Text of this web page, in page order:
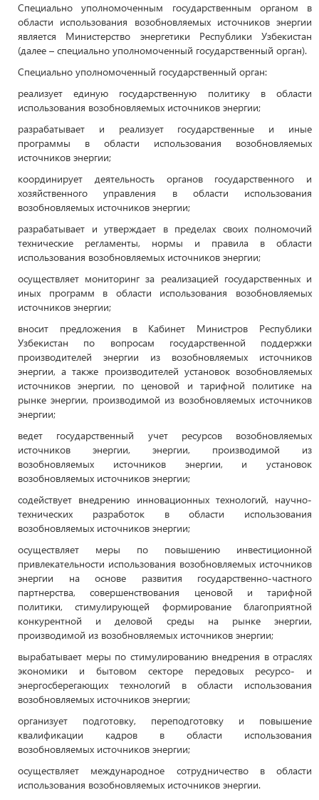
Специально уполномоченным государственным органом в
области использования возобновляемых источников энергии
является Министерство энергетики Республики Узбекистан
(далее – специально уполномоченный государственный орган).
Специально уполномоченный государственный орган:
реализует единую государственную политику в области
использования возобновляемых источников энергии;
разрабатывает и реализует государственные и иные
программы в области использования возобновляемых
источников энергии;
координирует деятельность органов государственного и
хозяйственного управления в области использования
возобновляемых источников энергии;
разрабатывает и утверждает в пределах своих полномочий
технические регламенты, нормы и правила в области
использования возобновляемых источников энергии;
осуществляет мониторинг за реализацией государственных и
иных программ в области использования возобновляемых
источников энергии;
вносит предложения в Кабинет Министров Республики
Узбекистан по вопросам государственной поддержки
производителей энергии из возобновляемых источников
энергии, а также производителей установок возобновляемых
источников энергии, по ценовой и тарифной политике на
рынке энергии, производимой из возобновляемых источников
энергии;
ведет государственный учет ресурсов возобновляемых
источников энергии, энергии, производимой из
возобновляемых источников энергии, и установок
возобновляемых источников энергии;
содействует внедрению инновационных технологий, научно-
технических разработок в области использования
возобновляемых источников энергии;
осуществляет меры по повышению инвестиционной
привлекательности использования возобновляемых источников
энергии на основе развития государственно-частного
партнерства, совершенствования ценовой и тарифной
политики, стимулирующей формирование благоприятной
конкурентной и деловой среды на рынке энергии,
производимой из возобновляемых источников энергии;
вырабатывает меры по стимулированию внедрения в отраслях
экономики и бытовом секторе передовых ресурсо- и
энергосберегающих технологий в области использования
возобновляемых источников энергии;
организует подготовку, переподготовку и повышение
квалификации кадров в области использования
возобновляемых источников энергии;
осуществляет международное сотрудничество в области
использования возобновляемых источников энергии.